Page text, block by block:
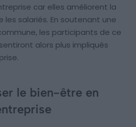
car elles améliorent la
salariés. En soutenant une
les participants de ce
alors plus impliqués
le bien-être en